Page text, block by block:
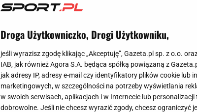
Droga Użytkowniczko, Drogi Użytkowniku,
jeśli wyrazisz zgodę klikając „Akceptuję”, Gazeta.pl sp. z o.o.
IAB, jak również Agora S.A. będąca spółką powiązaną z
jak adresy IP, adresy e-mail czy identyfikatory plików cookie lub
marketingowych, w szczególności na potrzeby wyświetlania
w swoich serwisach, aplikacjach i w Internecie lub
dobrowolne. Jeśli nie chcesz wyrazić zgody, chcesz ograniczyć